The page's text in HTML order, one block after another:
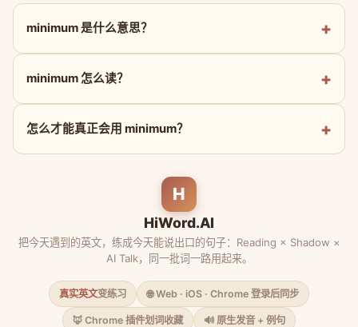
minimum 是什么意思？
minimum 怎么读？
怎么才能真正会用 minimum？
H
HiWord.AI
把今天遇到的英文，练成今天能说出口的句子：Reading × Shadow ×
AI Talk，同一批词一路用起来。
真实英文变练习 🌐 Web · iOS · Chrome 登录后同步
🦊 Chrome 插件划词收藏 🔊 原生发音 + 例句